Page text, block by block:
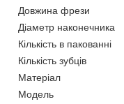
Довжина фрези
Діаметр наконечника
Кількість в пакованні
Кількість зубців
Матеріал
Мoдель